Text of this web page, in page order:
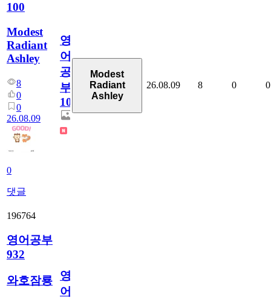
100
Modest
Radiant
Ashley
8
0
0
26.08.09
0
댓글
영
어
공
부
100
Modest
Radiant
Ashley
26.08.09 8 0 0
196764
영어공부
932
와호잠룡
영
어